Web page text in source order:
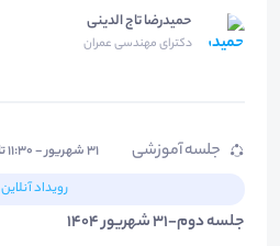
حمیدرضا تاج الدینی
دکترای مهندسی عمران
جلسه آموزشی
۳۱ شهریور - ۱۱:۳۰ تا ۱۵:۳۰
رویداد آنلاین
جلسه دوم-31 شهریور 1404